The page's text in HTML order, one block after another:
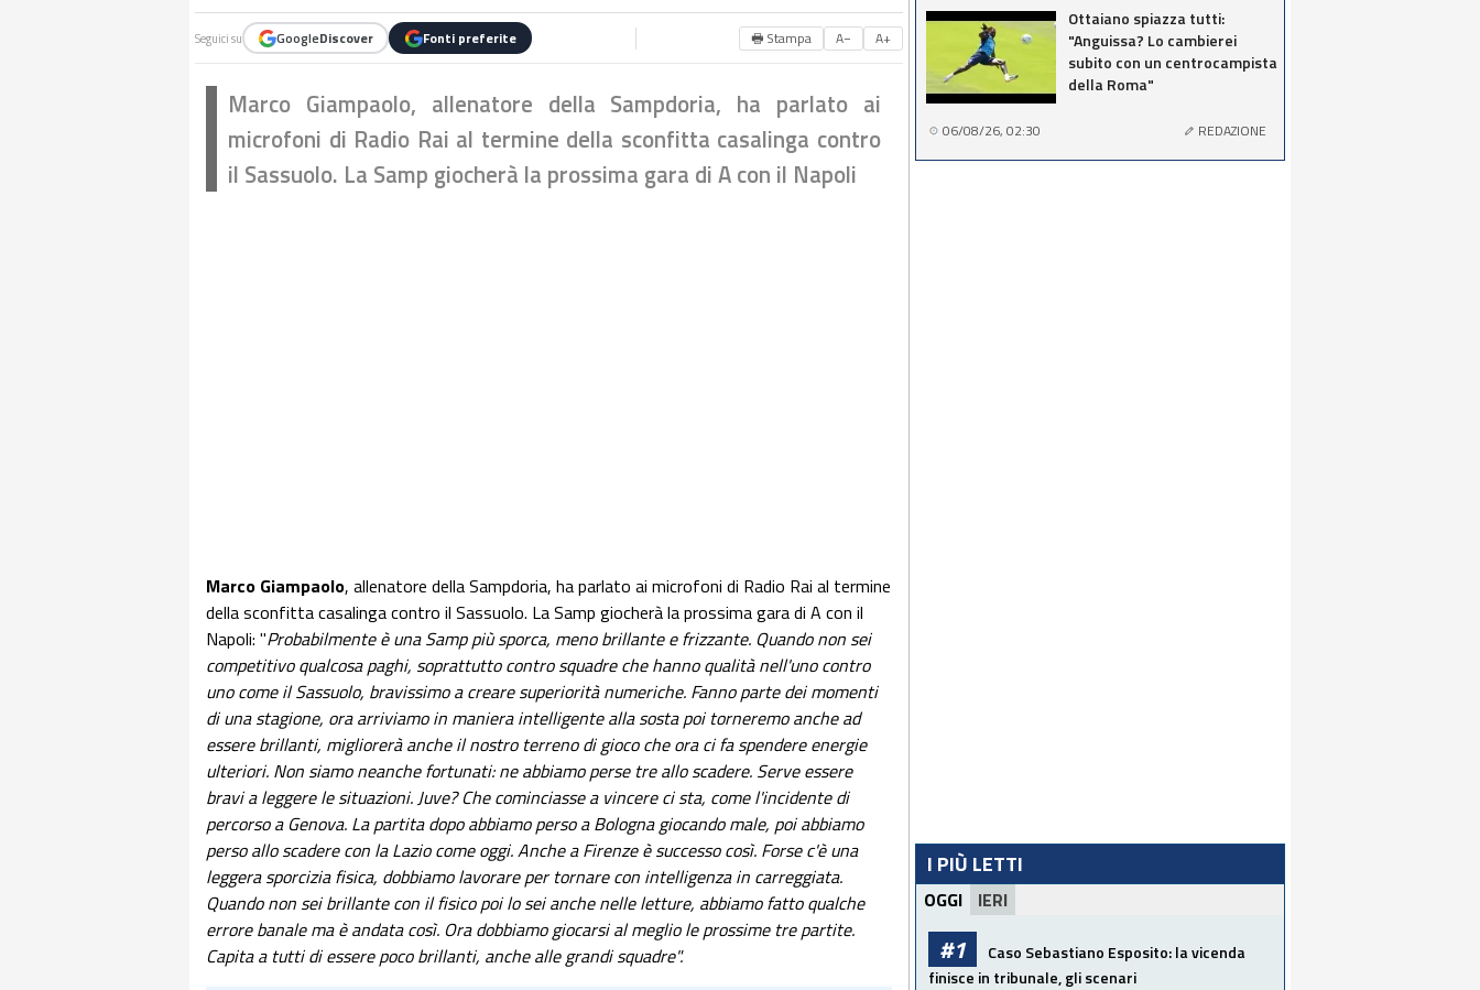
Seguici su GoogleDiscover Fonti preferite 🖶 Stampa A− A+
Marco Giampaolo, allenatore della Sampdoria, ha parlato ai
microfoni di Radio Rai al termine della sconfitta casalinga contro
il Sassuolo. La Samp giocherà la prossima gara di A con il Napoli
Marco Giampaolo, allenatore della Sampdoria, ha parlato ai microfoni di Radio Rai al termine
della sconfitta casalinga contro il Sassuolo. La Samp giocherà la prossima gara di A con il
Napoli: "Probabilmente è una Samp più sporca, meno brillante e frizzante. Quando non sei
competitivo qualcosa paghi, soprattutto contro squadre che hanno qualità nell'uno contro
uno come il Sassuolo, bravissimo a creare superiorità numeriche. Fanno parte dei momenti
di una stagione, ora arriviamo in maniera intelligente alla sosta poi torneremo anche ad
essere brillanti, migliorerà anche il nostro terreno di gioco che ora ci fa spendere energie
ulteriori. Non siamo neanche fortunati: ne abbiamo perse tre allo scadere. Serve essere
bravi a leggere le situazioni. Juve? Che cominciasse a vincere ci sta, come l'incidente di
percorso a Genova. La partita dopo abbiamo perso a Bologna giocando male, poi abbiamo
perso allo scadere con la Lazio come oggi. Anche a Firenze è successo così. Forse c'è una
leggera sporcizia fisica, dobbiamo lavorare per tornare con intelligenza in carreggiata.
Quando non sei brillante con il fisico poi lo sei anche nelle letture, abbiamo fatto qualche
errore banale ma è andata così. Ora dobbiamo giocarsi al meglio le prossime tre partite.
Capita a tutti di essere poco brillanti, anche alle grandi squadre".
Ottaiano spiazza tutti:
"Anguissa? Lo cambierei
subito con un centrocampista
della Roma"
06/08/26, 02:30 REDAZIONE
I PIÙ LETTI
OGGI IERI
#1
Caso Sebastiano Esposito: la vicenda
finisce in tribunale, gli scenari